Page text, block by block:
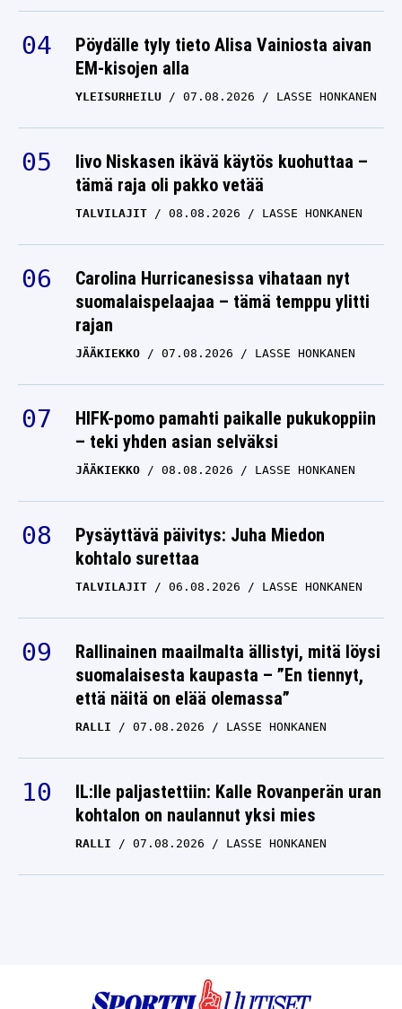
Pöydälle tyly tieto Alisa Vainiosta aivan
EM-kisojen alla
YLEISURHEILU 07.08.2026 LASSE HONKANEN
Iivo Niskasen ikävä käytös kuohuttaa –
tämä raja oli pakko vetää
TALVILAJIT 08.08.2026 LASSE HONKANEN
Carolina Hurricanesissa vihataan nyt
suomalaispelaajaa – tämä temppu ylitti
rajan
JÄÄKIEKKO 07.08.2026 LASSE HONKANEN
HIFK-pomo pamahti paikalle pukukoppiin
– teki yhden asian selväksi
JÄÄKIEKKO 08.08.2026 LASSE HONKANEN
Pysäyttävä päivitys: Juha Miedon
kohtalo surettaa
TALVILAJIT 06.08.2026 LASSE HONKANEN
Rallinainen maailmalta ällistyi, mitä löysi
suomalaisesta kaupasta – ”En tiennyt,
että näitä on elää olemassa”
RALLI 07.08.2026 LASSE HONKANEN
IL:lle paljastettiin: Kalle Rovanperän uran
kohtalon on naulannut yksi mies
RALLI 07.08.2026 LASSE HONKANEN